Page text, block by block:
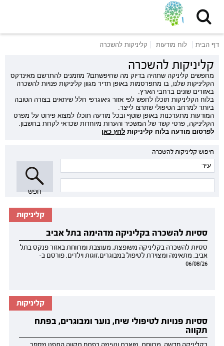
דף הבית לוח מודעות קליניקות להשכרה
קליניקות להשכרה
מחפשים קליניקה שתהיה בדיוק מה שחיפשתם? מוזמנים להתרשם מאינדקס
הקליניקות שלנו, בו מתפרסמות באופן תדיר מגוון קליניקות פנויות להשכרה
באזורים שונים ברחבי הארץ.
בלוח הקליניקות תוכלו לחפש לפי אזור גיאוגרפי חלל שיתאים בצורה הטובה
ביותר למרחב הטיפולי שתרצו לייצר.
המודעות מתעדכנות באופן שוטף ובכל מודעה תוכלו למצוא פירוט על מפרט
הקליניקה, פרטי קשר של המשכיר והערות מיוחדות שכדאי לקחת בחשבון.
לפרסום מודעה בלוח קליניקות לחץ כאן
חיפוש קליניקות להשכרה
חפש
קליניקות
ססיות להשכרה בקליניקה מדהימה בתל אביב
ססיות להשכרה בקליניקה משופצת, מעוצבת ומרווחת באזור פנקס בתל
אביב. מתאימה ומצוידת לטיפול במבוגרים,זוגות וילדים. פורסם ב-
06/08/26
קליניקות
ססיות פנויות לטיפולי שיח, נוער ומבוגרים, בפתח
תקווה